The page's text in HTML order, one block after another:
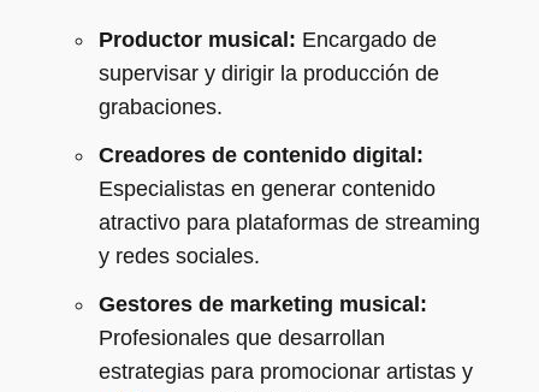
Productor musical: Encargado de
supervisar y dirigir la producción de
grabaciones.
Creadores de contenido digital:
Especialistas en generar contenido
atractivo para plataformas de streaming
y redes sociales.
Gestores de marketing musical:
Profesionales que desarrollan
estrategias para promocionar artistas y